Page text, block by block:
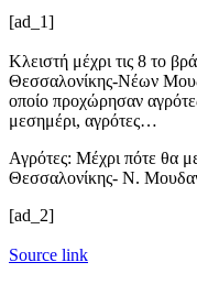
[ad_1]
Κλειστή μέχρι τις 8 το
Θεσσαλονίκης-Νέων
οποίο προχώρησαν
μεσημέρι, αγρότες…
Αγρότες: Μέχρι πότε θα
Θεσσαλονίκης- Ν.
[ad_2]
Source link